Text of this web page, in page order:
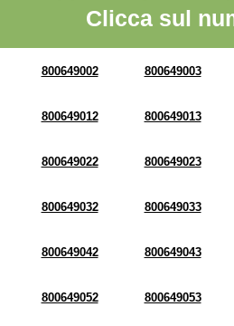
Clicca sul
800649002 800649003
800649012 800649013
800649022 800649023
800649032 800649033
800649042 800649043
800649052 800649053